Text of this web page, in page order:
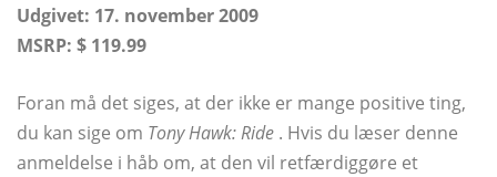
Udgivet: 17. november 2009
MSRP: $ 119.99
Foran må det siges, at der ikke er mange positive ting,
du kan sige om Tony Hawk: Ride . Hvis du læser denne
anmeldelse i håb om, at den vil retfærdiggøre et